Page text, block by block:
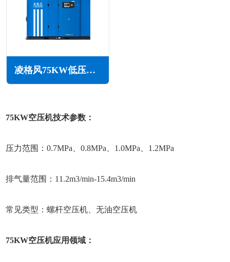
凌格风75KW低压空压机LS LP系列
75KW空压机技术参数：
压力范围：0.7MPa、0.8MPa、1.0MPa、1.2MPa
排气量范围：11.2m3/min-15.4m3/min
常见类型：螺杆空压机、无油空压机
75KW空压机应用领域：